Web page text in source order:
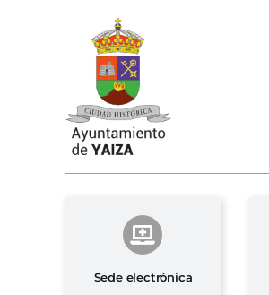
Sede electrónica